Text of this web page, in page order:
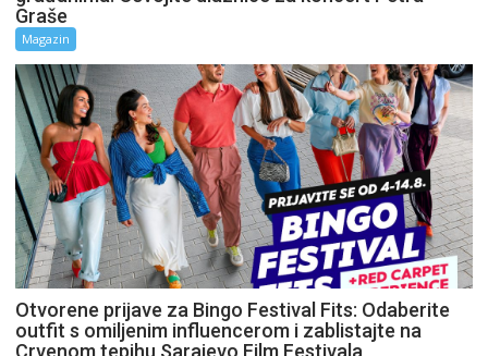
Graše
Magazin
Otvorene prijave za Bingo Festival Fits: Odaberite
outfit s omiljenim influencerom i zablistajte na
Crvenom tepihu Sarajevo Film Festivala